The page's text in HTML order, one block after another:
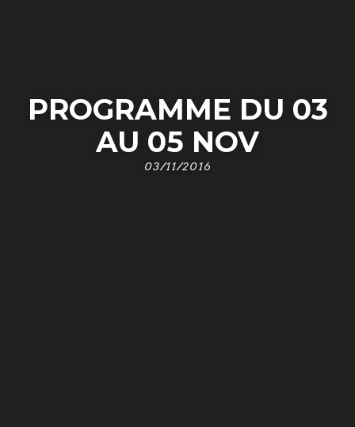
PROGRAMME DU 03
AU 05 NOV
03/11/2016